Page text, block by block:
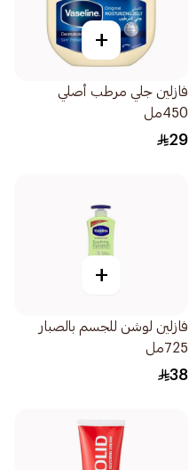
+
فازلين جلي مرطب أصلي
450مل
29
+
فازلين لوشن للجسم بالصبار
725مل
38